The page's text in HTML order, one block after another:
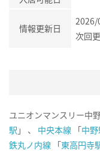
情報更新日
2026/
次回
ユニオンマンスリー中
駅 」 、 中央本線 「中野
鉄丸ノ内線 「東高円寺